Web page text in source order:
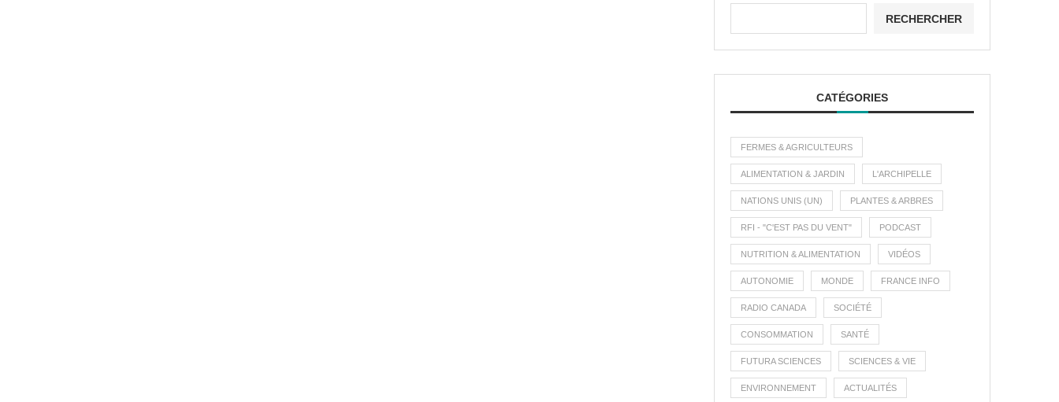
RECHERCHER
CATÉGORIES
FERMES & AGRICULTEURS
ALIMENTATION & JARDIN L'ARCHIPELLE
NATIONS UNIS (UN) PLANTES & ARBRES
RFI - "C'EST PAS DU VENT" PODCAST
NUTRITION & ALIMENTATION VIDÉOS
AUTONOMIE MONDE FRANCE INFO
RADIO CANADA SOCIÉTÉ
CONSOMMATION SANTÉ
FUTURA SCIENCES SCIENCES & VIE
ENVIRONNEMENT ACTUALITÉS